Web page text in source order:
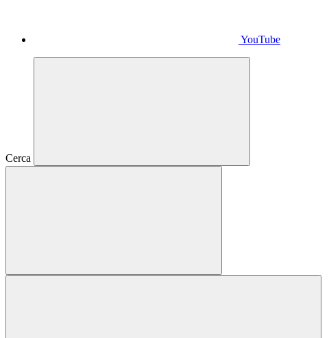
YouTube
Cerca